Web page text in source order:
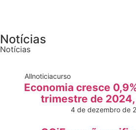
Notícias
Notícias
Allnoticiacurso
Economia cresce
trimestre de 2024,
4 de dezembro de